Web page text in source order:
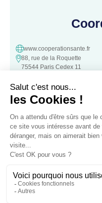
www.cooperationsante.fr
88, rue de la Roquette
75544 Paris Cedex 11
Contact
Une question, une
N’hésitez pas à nous
Contacter nous
Association loi 1901 d’intérêt
05 Octobre 2016 à la Préfecture